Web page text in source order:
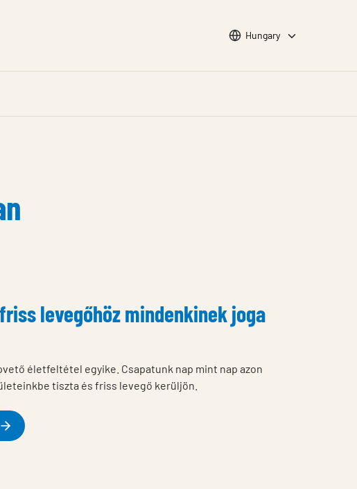
Choose languge
Hungary
levegőhöz mindenkinek joga
életfeltétel egyike. Csapatunk nap mint nap azon
tiszta és friss levegő kerüljön.